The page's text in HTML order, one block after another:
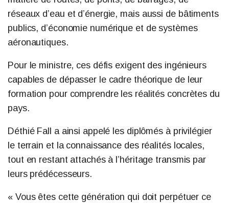
réseaux d’eau et d’énergie, mais aussi de bâtiments
publics, d’économie numérique et de systèmes
aéronautiques.
Pour le ministre, ces défis exigent des ingénieurs
capables de dépasser le cadre théorique de leur
formation pour comprendre les réalités concrètes du
pays.
Déthié Fall a ainsi appelé les diplômés à privilégier
le terrain et la connaissance des réalités locales,
tout en restant attachés à l’héritage transmis par
leurs prédécesseurs.
« Vous êtes cette génération qui doit perpétuer ce